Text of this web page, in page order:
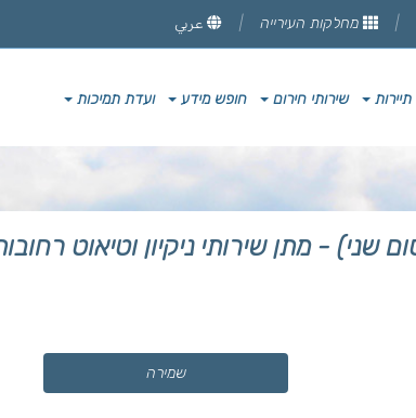
מחלקות העירייה عربي
תיירות שירותי חירום חופש מידע ועדת תמיכות
מכרז מס' 27/2025 (פרסום שני) - מתן שירותי
שמירה